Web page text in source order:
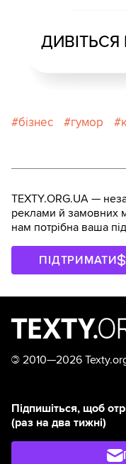
ДИВІТЬСЯ
бізнес гумор
TEXTY.ORG.UA —
реклами й замовних
нам потрібна ваша
ПІДТРИМАТИ
© 2010—2026
Підпишіться, щоб
(раз на два тижні)